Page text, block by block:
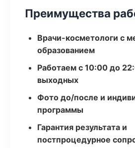
Преимущества
Врачи-косметологи с
образованием
Работаем с 10:00 до
выходных
Фото до/после и
программы
Гарантия результата и
постпроцедурное